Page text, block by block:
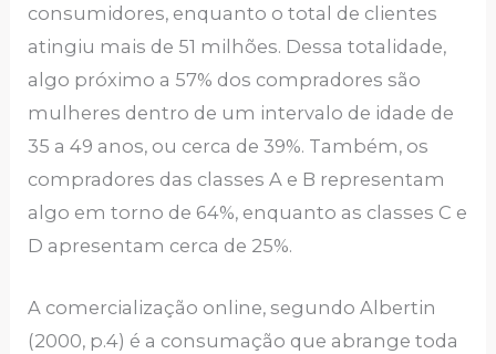
consumidores, enquanto o total de clientes
atingiu mais de 51 milhões. Dessa totalidade,
algo próximo a 57% dos compradores são
mulheres dentro de um intervalo de idade de
35 a 49 anos, ou cerca de 39%. Também, os
compradores das classes A e B representam
algo em torno de 64%, enquanto as classes C e
D apresentam cerca de 25%.
A comercialização online, segundo Albertin
(2000, p.4) é a consumação que abrange toda